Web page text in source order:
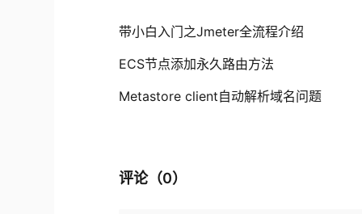
带小白入门之Jmeter全流程介绍
ECS节点添加永久路由方法
Metastore client自动解析域名问题
评论（0）